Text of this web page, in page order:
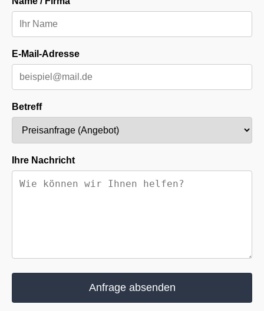
E-Mail-Adresse
Betreff
Ihre Nachricht
Anfrage absenden